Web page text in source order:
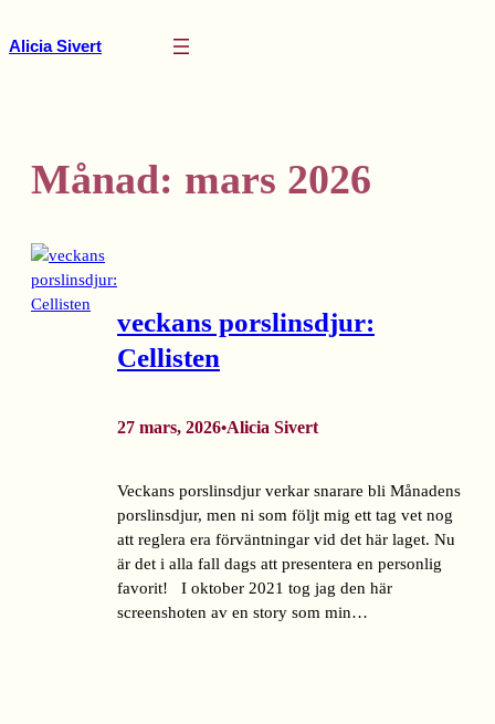
till
Alicia Sivert
Månad: mars 2026
veckans porslinsdjur:
Cellisten
27 mars, 2026•Alicia Sivert
Veckans porslinsdjur verkar snarare bli Månadens
porslinsdjur, men ni som följt mig ett tag vet nog
att reglera era förväntningar vid det här laget. Nu
är det i alla fall dags att presentera en personlig
favorit! I oktober 2021 tog jag den här
screenshoten av en story som min…